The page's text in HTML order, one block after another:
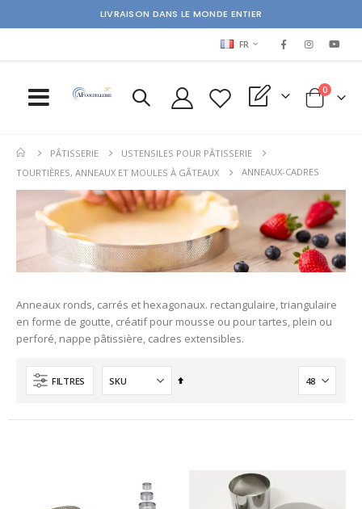
LIVRAISON DANS LE MONDE ENTIER
LANGUAGE
FR
My Quote Cart
0items
PÂTISSERIE
USTENSILES POUR PÂTISSERIE
TOURTIÈRES, ANNEAUX ET MOULES À GÂTEAUX
ANNEAUX-CADRES
Anneaux ronds, carrés et hexagonaux. rectangulaire, triangulaire
en forme de goutte, créatif pour mousse ou pour tartes, plein ou
perforé, nappe pâtissière, cadres extensibles.
FILTRES
Ordre